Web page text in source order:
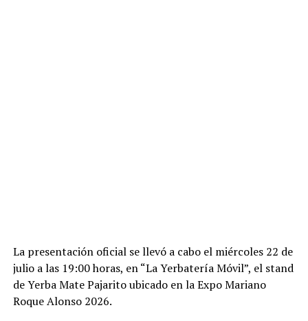
La presentación oficial se llevó a cabo el miércoles 22 de
julio a las 19:00 horas, en “La Yerbatería Móvil”, el stand
de Yerba Mate Pajarito ubicado en la Expo Mariano
Roque Alonso 2026.